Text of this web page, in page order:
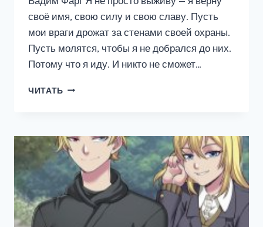
своё имя, свою силу и свою славу. Пусть
мои враги дрожат за стенами своей охраны.
Пусть молятся, чтобы я не добрался до них.
Потому что я иду. И никто не сможет…
ЧИТАТЬ ЛЕКС